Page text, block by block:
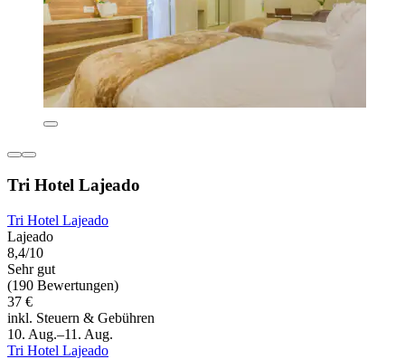
Tri Hotel Lajeado
Tri Hotel Lajeado
Lajeado
8,4/10
Sehr gut
(190 Bewertungen)
37 €
inkl. Steuern & Gebühren
10. Aug.–11. Aug.
Tri Hotel Lajeado